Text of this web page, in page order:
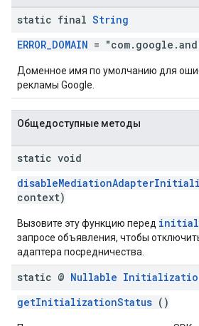
static final String
ERROR_DOMAIN =
Доменное имя по умолчанию для
рекламы Google.
Общедоступные методы
static void
context)
Вызовите эту функцию перед
запросе объявления, чтобы
адаптера посредничества.
static @ Nullable
getInitializationStatus ()